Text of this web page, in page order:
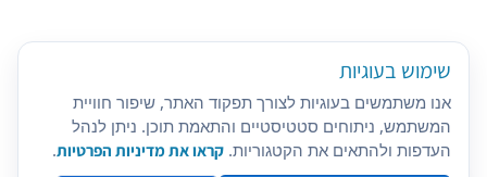
שימוש בעוגיות
אנו משתמשים בעוגיות לצורך תפקוד האתר, שיפור חוויית
המשתמש, ניתוחים סטטיסטיים והתאמת תוכן. ניתן לנהל
העדפות ולהתאים את הקטגוריות. קראו את מדיניות הפרטיות.